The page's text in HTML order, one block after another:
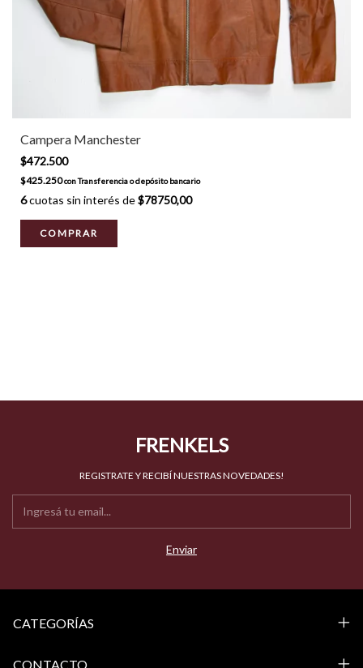
Campera Manchester
$472.500
$425.250conTransferencia o depósito bancario
6cuotas sin interés de$78750,00
COMPRAR
FRENKELS
REGISTRATE Y RECIBÍ NUESTRAS NOVEDADES!
CATEGORÍAS
CONTACTO